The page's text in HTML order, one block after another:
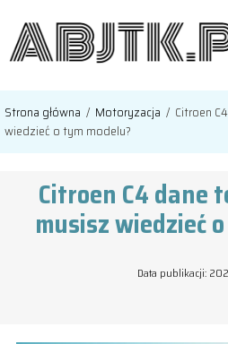
Strona główna / Motoryzacja / Citroen
wiedzieć o tym modelu?
Citroen C4 dane
musisz wiedzieć
Data publikacji: